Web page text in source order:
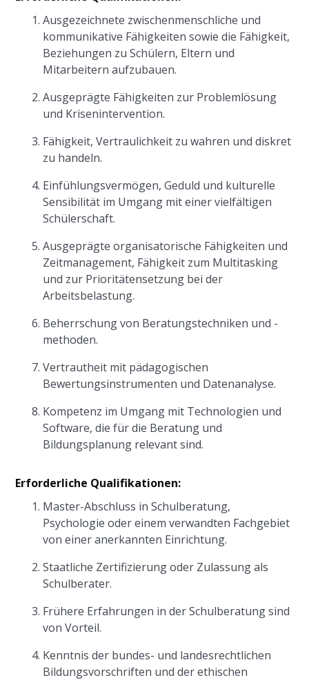
Ausgezeichnete zwischenmenschliche und
kommunikative Fähigkeiten sowie die Fähigkeit,
Beziehungen zu Schülern, Eltern und
Mitarbeitern aufzubauen.
Ausgeprägte Fähigkeiten zur Problemlösung
und Krisenintervention.
Fähigkeit, Vertraulichkeit zu wahren und diskret
zu handeln.
Einfühlungsvermögen, Geduld und kulturelle
Sensibilität im Umgang mit einer vielfältigen
Schülerschaft.
Ausgeprägte organisatorische Fähigkeiten und
Zeitmanagement, Fähigkeit zum Multitasking
und zur Prioritätensetzung bei der
Arbeitsbelastung.
Beherrschung von Beratungstechniken und -
methoden.
Vertrautheit mit pädagogischen
Bewertungsinstrumenten und Datenanalyse.
Kompetenz im Umgang mit Technologien und
Software, die für die Beratung und
Bildungsplanung relevant sind.
Erforderliche Qualifikationen:
Master-Abschluss in Schulberatung,
Psychologie oder einem verwandten Fachgebiet
von einer anerkannten Einrichtung.
Staatliche Zertifizierung oder Zulassung als
Schulberater.
Frühere Erfahrungen in der Schulberatung sind
von Vorteil.
Kenntnis der bundes- und landesrechtlichen
Bildungsvorschriften und der ethischen